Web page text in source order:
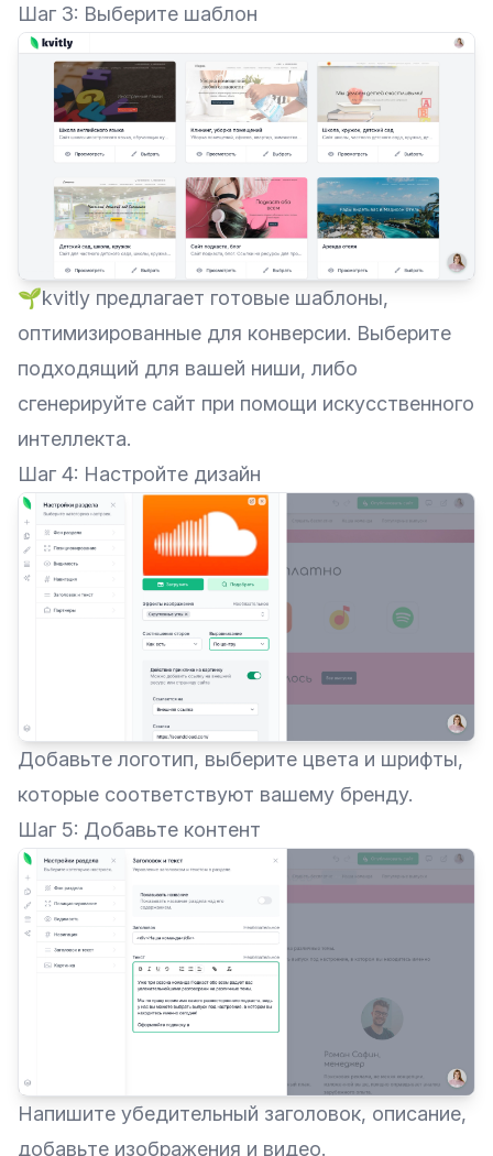
Шаг 3: Выберите шаблон
🌱kvitly предлагает готовые шаблоны,
оптимизированные для конверсии. Выберите
подходящий для вашей ниши, либо
сгенерируйте сайт при помощи искусственного
интеллекта.
Шаг 4: Настройте дизайн
Добавьте логотип, выберите цвета и шрифты,
которые соответствуют вашему бренду.
Шаг 5: Добавьте контент
Напишите убедительный заголовок, описание,
добавьте изображения и видео.